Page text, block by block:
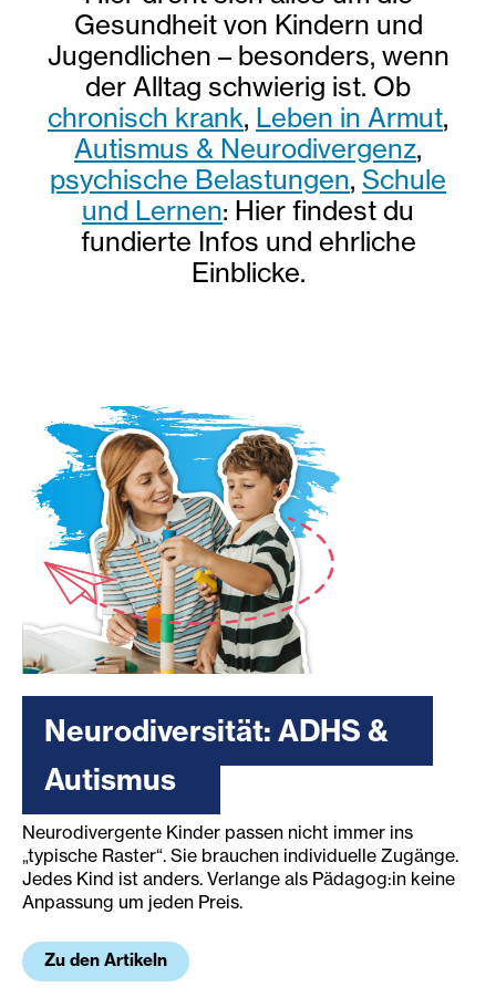
Gesundheit von Kindern und
Jugendlichen – besonders, wenn
der Alltag schwierig ist. Ob
chronisch krank, Leben in Armut,
Autismus & Neurodivergenz,
psychische Belastungen, Schule
und Lernen: Hier findest du
fundierte Infos und ehrliche
Einblicke.
Neurodiversität: ADHS &
Autismus
Neurodivergente Kinder passen nicht immer ins
„typische Raster“. Sie brauchen individuelle Zugänge.
Jedes Kind ist anders. Verlange als Pädagog:in keine
Anpassung um jeden Preis.
Zu den Artikeln